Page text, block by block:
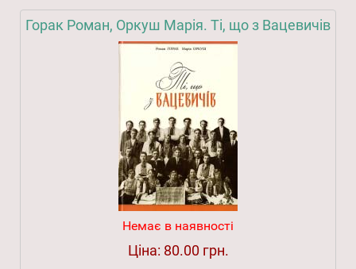
Горак Роман, Оркуш Марія. Ті, що з Вацевичів
Немає в наявності
Ціна: 80.00 грн.